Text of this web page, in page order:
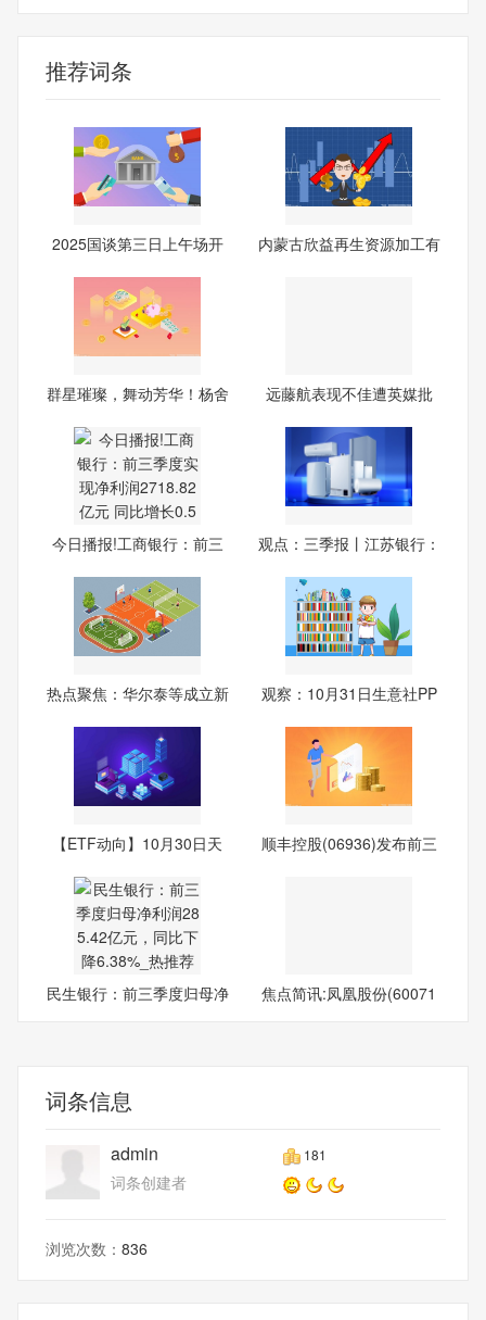
推荐词条
2025国谈第三日上午场开
内蒙古欣益再生资源加工有
群星璀璨，舞动芳华！杨舍
远藤航表现不佳遭英媒批
今日播报!工商银行：前三
观点：三季报丨江苏银行：
热点聚焦：华尔泰等成立新
观察：10月31日生意社PP
【ETF动向】10月30日天
顺丰控股(06936)发布前三
民生银行：前三季度归母净
焦点简讯:凤凰股份(60071
词条信息
admin 181
词条创建者
浏览次数： 836